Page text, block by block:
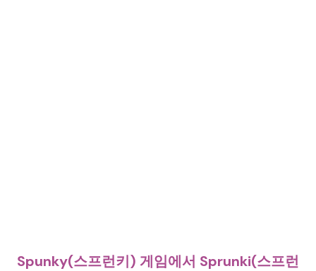
Spunky(스프런키) 게임에서 Sprunki(스프런